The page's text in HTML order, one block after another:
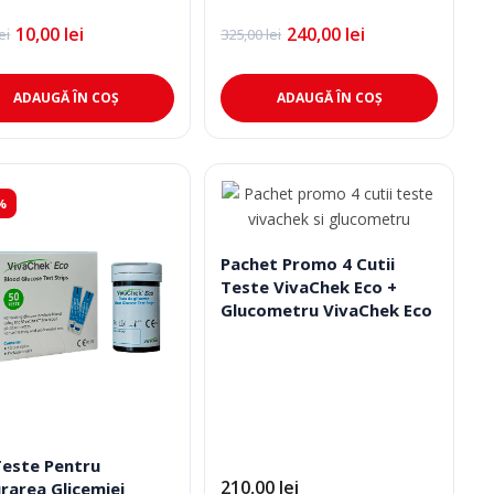
10,00 lei
lei.
ADAUGĂ ÎN COȘ
325,00lei
Prețul
a
fost:
325,00 lei.
240,00 lei
Prețul
este:
240,00 lei.ADAUGĂ ÎN COȘ
Pentru
Glicemiei
Pachet Promo 4 Cutii
Teste VivaChek Eco +
Glucometru VivaChek Eco
210,00 lei